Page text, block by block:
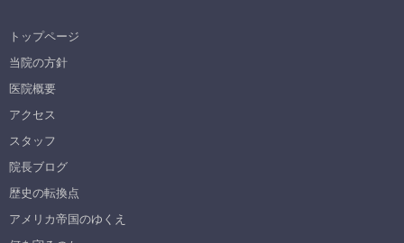
トップページ
当院の方針
医院概要
アクセス
スタッフ
院長ブログ
歴史の転換点
アメリカ帝国のゆくえ